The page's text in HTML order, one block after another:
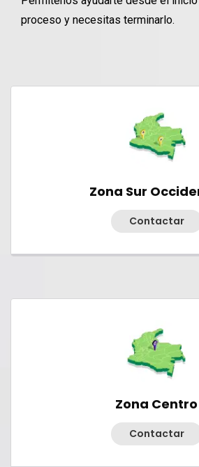
proceso y necesitas terminarlo.
Zona Sur
Contactar
Zona Centro
Contactar